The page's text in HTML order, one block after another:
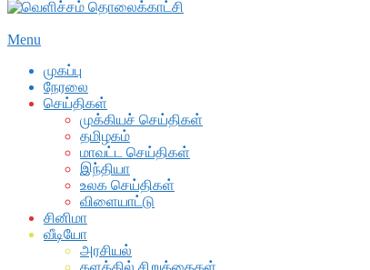
Secondary
Menu
Menu
முகப்பு
நேரலை
செய்திகள்
முக்கியச் செய்திகள்
தமிழகம்
மாவட்ட செய்திகள்
இந்தியா
உலக செய்திகள்
விளையாட்டு
சினிமா
வீடியோ
அரசியல்
களத்தில் சிறுத்தைகள்